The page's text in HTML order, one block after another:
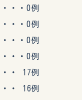
・0例
・0例
・0例
・0例
17例
16例